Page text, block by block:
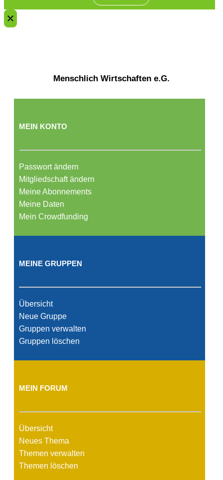
Menschlich Wirtschaften e.G.
MEIN KONTO
Passwort ändern
Mitgliedschaft ändern
Meine Abonnements
Meine Daten
Mein Crowdfunding
MEINE GRUPPEN
Übersicht
Neue Gruppe
Gruppen verwalten
Gruppen löschen
MEIN FORUM
Übersicht
Neues Thema
Themen verwalten
Themen löschen